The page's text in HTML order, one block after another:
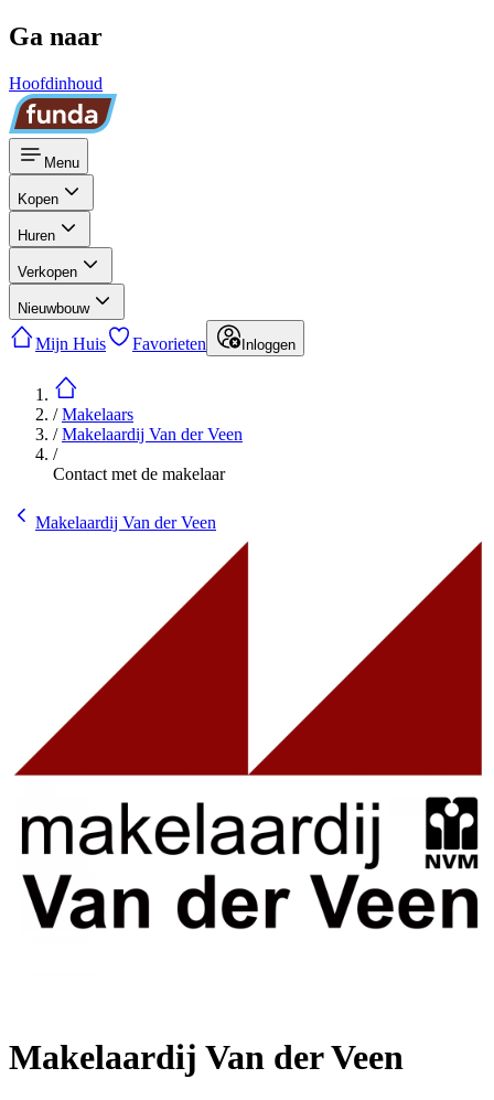
Ga naar
Hoofdinhoud
Menu
Kopen
Huren
Verkopen
Nieuwbouw
Mijn Huis Favorieten Inloggen
/Makelaars
/Makelaardij Van der Veen
/
Contact met de makelaar
Makelaardij Van der Veen
Makelaardij Van der Veen